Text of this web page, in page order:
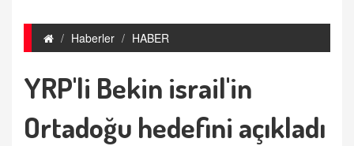
Haberler HABER
YRP'li Bekin israil'in
Ortadoğu hedefini açıkladı